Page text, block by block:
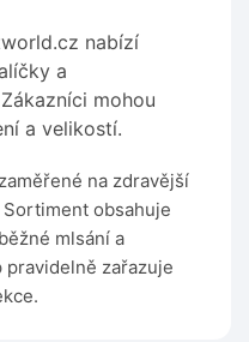
nabízí
a
mohou
a velikostí.
na zdravější
obsahuje
mlsání a
zařazuje